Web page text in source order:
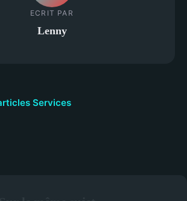
ECRIT PAR
Lenny
Services